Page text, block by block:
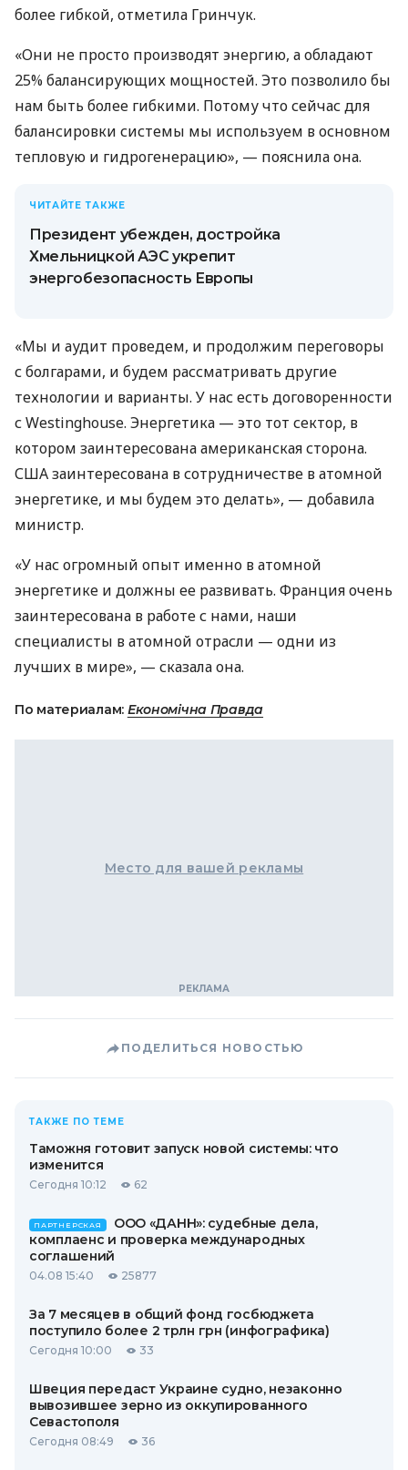
более гибкой, отметила Гринчук.
«Они не просто производят энергию, а обладают
25% балансирующих мощностей. Это позволило бы
нам быть более гибкими. Потому что сейчас для
балансировки системы мы используем в основном
тепловую и гидрогенерацию», — пояснила она.
ЧИТАЙТЕ ТАКЖЕ
Президент убежден, достройка
Хмельницкой АЭС укрепит
энергобезопасность Европы
«Мы и аудит проведем, и продолжим переговоры
с болгарами, и будем рассматривать другие
технологии и варианты. У нас есть договоренности
с Westinghouse. Энергетика — это тот сектор, в
котором заинтересована американская сторона.
США заинтересована в сотрудничестве в атомной
энергетике, и мы будем это делать», — добавила
министр.
«У нас огромный опыт именно в атомной
энергетике и должны ее развивать. Франция очень
заинтересована в работе с нами, наши
специалисты в атомной отрасли — одни из
лучших в мире», — сказала она.
По материалам: Економічна Правда
Место для вашей рекламы
ПОДЕЛИТЬСЯ НОВОСТЬЮ
ТАКЖЕ ПО ТЕМЕ
Таможня готовит запуск новой системы: что
изменится
Сегодня 10:12 62
ПАРТНЕРСКАЯ
ООО «ДАНН»: судебные дела,
комплаенс и проверка международных
соглашений
04.08 15:40 25877
За 7 месяцев в общий фонд госбюджета
поступило более 2 трлн грн (инфографика)
Сегодня 10:00 33
Швеция передаст Украине судно, незаконно
вывозившее зерно из оккупированного
Севастополя
Сегодня 08:49 36